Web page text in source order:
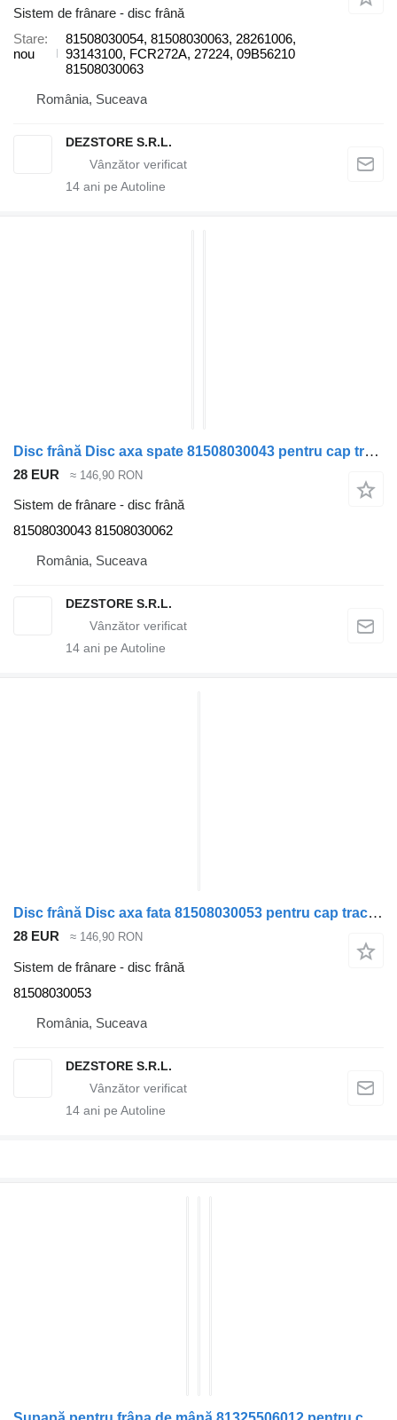
Sistem de frânare - disc frână
Stare
nou
81508030054, 81508030063, 28261006,
93143100, FCR272A, 27224, 09B56210
81508030063
România, Suceava
DEZSTORE S.R.L.
14 ani pe Autoline
Disc frână Disc axa spate 81508030043 pentru cap tractor MAN TGL
28 EUR ≈ 146,90 RON
Sistem de frânare - disc frână
81508030043 81508030062
România, Suceava
DEZSTORE S.R.L.
14 ani pe Autoline
Disc frână Disc axa fata 81508030053 pentru cap tractor MAN TGL
28 EUR ≈ 146,90 RON
Sistem de frânare - disc frână
81508030053
România, Suceava
DEZSTORE S.R.L.
14 ani pe Autoline